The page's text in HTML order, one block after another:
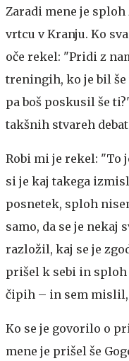
Zaradi mene je
vrtcu v Kranju. Ko
oče rekel: "Pridi z
treningih, ko je bil še
pa boš poskusil še
takšnih stvareh
Robi mi je rekel: "To
si je kaj takega
posnetek, sploh
samo, da se je nekaj
razložil, kaj se je
prišel k sebi in
čipih – in sem mislil,
Ko se je govorilo o
mene je prišel še